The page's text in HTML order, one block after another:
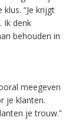
“Je krijgt
Ik denk
behouden in
meegeven
je klanten.
je trouw.”